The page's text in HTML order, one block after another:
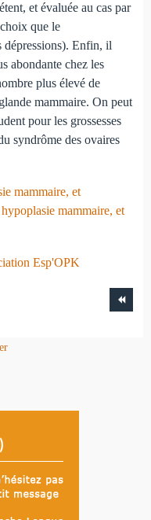
et évaluée au cas par
que le
dépressions). Enfin, il
abondante chez les
plus élevé de
mammaire. On peut
pour les grossesses
syndrôme des ovaires
mammaire, et
mammaire, et
Esp'OPK
)